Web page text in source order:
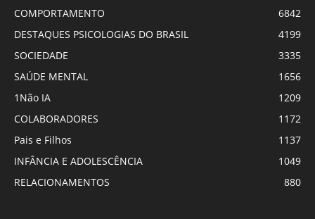
COMPORTAMENTO
6842
DESTAQUES PSICOLOGIAS DO BRASIL
4199
SOCIEDADE
3335
SAÚDE MENTAL
1656
1Não IA
1209
COLABORADORES
1172
Pais e Filhos
1137
INFÂNCIA E ADOLESCÊNCIA
1049
RELACIONAMENTOS
880